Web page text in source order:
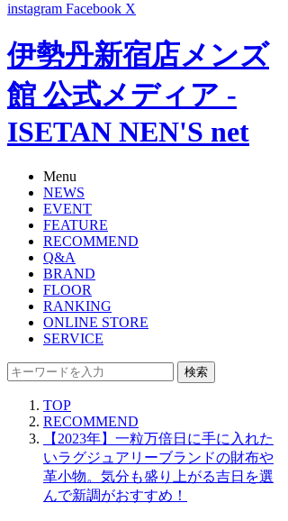
instagram Facebook X
伊勢丹新宿店メンズ
館 公式メディア -
ISETAN NEN'S net
Menu
NEWS
EVENT
FEATURE
RECOMMEND
Q&A
BRAND
FLOOR
RANKING
ONLINE STORE
SERVICE
検索
TOP
RECOMMEND
【2023年】一粒万倍日に手に入れた
いラグジュアリーブランドの財布や
革小物。気分も盛り上がる吉日を選
んで新調がおすすめ！